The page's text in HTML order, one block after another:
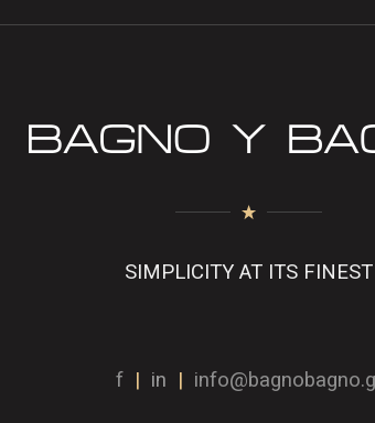
SIMPLICITY AT ITS FINEST
f | in |